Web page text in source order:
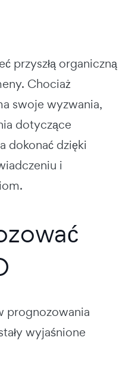
przyszłą organiczną
Chociaż
swoje wyzwania,
dotyczące
dokonać dzięki
i
prognozowania
wyjaśnione